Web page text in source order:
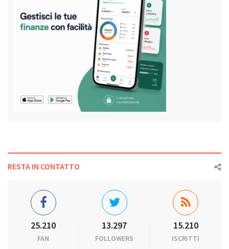
RESTA IN CONTATTO
25.210
FAN
13.297
FOLLOWERS
15.210
ISCRITTI